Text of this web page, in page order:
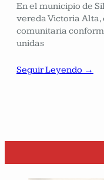
En el municipio de
vereda Victoria Alta,
comunitaria
unidas
Seguir Leyendo →